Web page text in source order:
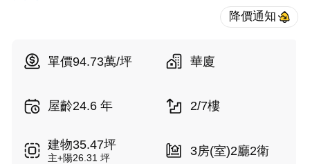
單價94.73萬/坪 華廈
屋齡24.6 年 2/7樓
建物35.47坪
主+陽26.31 坪 3房(室)2廳2衛